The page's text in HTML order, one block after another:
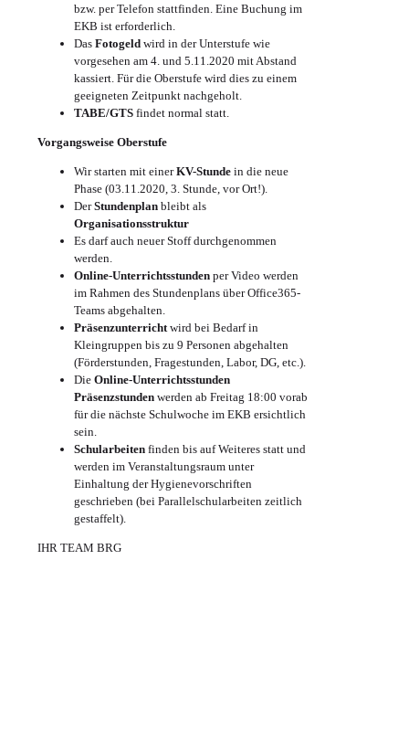
bzw. per Telefon stattfinden. Eine Buchung im
EKB ist erforderlich.
Das Fotogeld wird in der Unterstufe wie
vorgesehen am 4. und 5.11.2020 mit Abstand
kassiert. Für die Oberstufe wird dies zu einem
geeigneten Zeitpunkt nachgeholt.
TABE/GTS findet normal statt.
Vorgangsweise Oberstufe
Wir starten mit einerKV-Stunde in die neue
Phase (03.11.2020, 3. Stunde, vor Ort!).
DerStundenplan bleibt als
Organisationsstruktur
Es darf auch neuer Stoff durchgenommen
werden.
Online-Unterrichtsstunden per Video werden
im Rahmen des Stundenplans über Office365-
Teams abgehalten.
Präsenzunterrichtwird bei Bedarf in
Kleingruppen bis zu 9 Personen abgehalten
(Förderstunden, Fragestunden, Labor, DG, etc.).
Die Online-Unterrichtsstunden
Präsenzstunden werden ab Freitag 18:00 vorab
für die nächste Schulwoche im EKB ersichtlich
sein.
Schularbeiten finden bis auf Weiteres statt und
werden im Veranstaltungsraum unter
Einhaltung der Hygienevorschriften
geschrieben (bei Parallelschularbeiten zeitlich
gestaffelt).
IHR TEAM BRG